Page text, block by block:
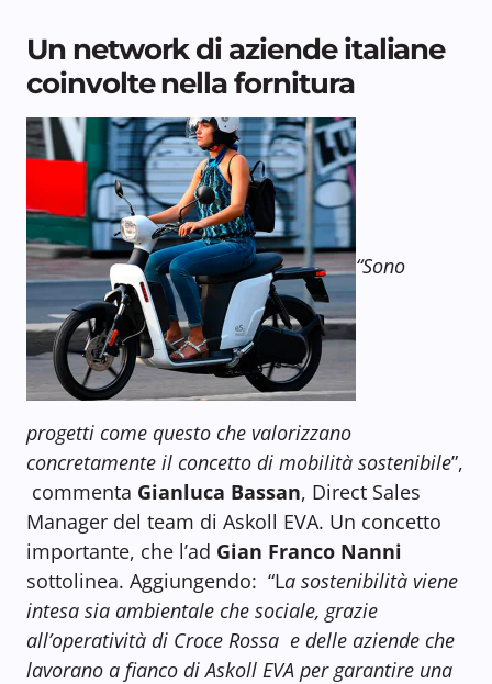
Un network di aziende italiane
coinvolte nella fornitura
“Sono
progetti come questo che valorizzano
concretamente il concetto di mobilità sostenibile”,
commenta Gianluca Bassan, Direct Sales
Manager del team di Askoll EVA. Un concetto
importante, che l’ad Gian Franco Nanni
sottolinea. Aggiungendo: “La sostenibilità viene
intesa sia ambientale che sociale, grazie
all’operatività di Croce Rossa e delle aziende che
lavorano a fianco di Askoll EVA per garantire una